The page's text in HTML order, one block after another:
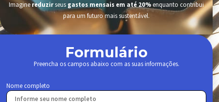
Imaginereduzirseus gastos mensais em até 20%enquanto contribui
para um futuro mais sustentável.
Formulário
Preencha os campos abaixo com as suas informações.
Nome completo